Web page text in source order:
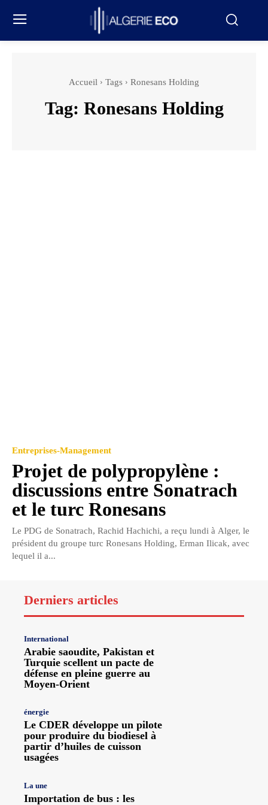
Accueil Tags Ronesans Holding
Tag: Ronesans Holding
Entreprises-Management
Projet de polypropylène :
discussions entre Sonatrach
et le turc Ronesans
Le PDG de Sonatrach, Rachid Hachichi, a reçu lundi à Alger, le
président du groupe turc Ronesans Holding, Erman Ilicak, avec
lequel il a...
Derniers articles
International
Arabie saoudite, Pakistan et
Turquie scellent un pacte de
défense en pleine guerre au
Moyen-Orient
énergie
Le CDER développe un pilote
pour produire du biodiesel à
partir d’huiles de cuisson
usagées
La une
Importation de bus : les